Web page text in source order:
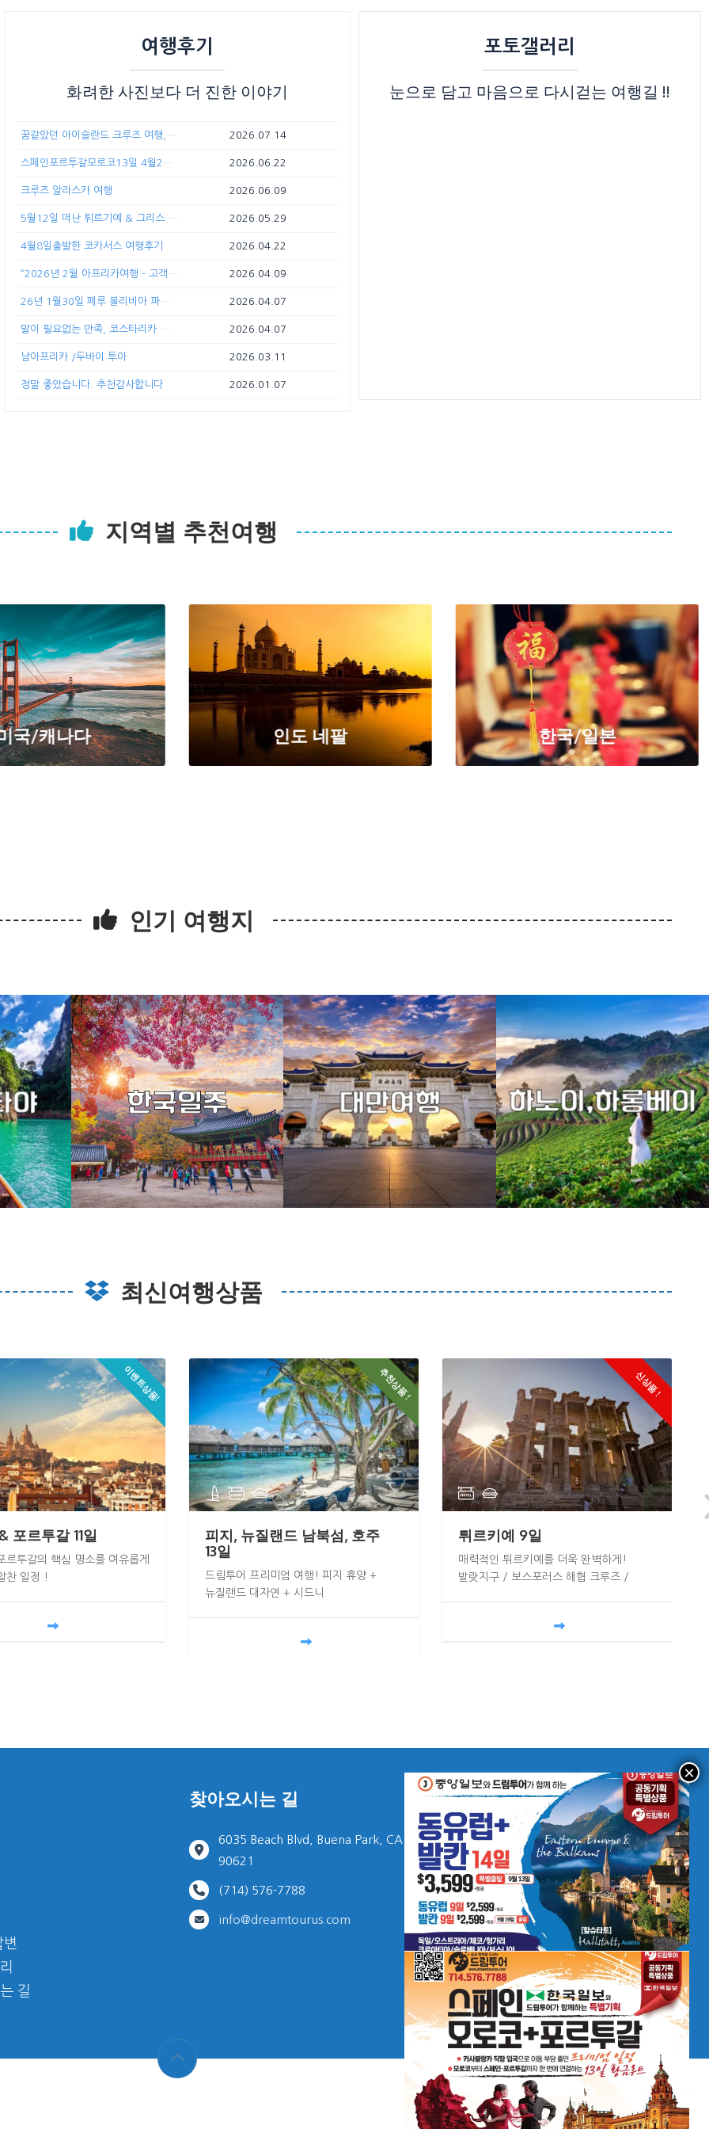
여행후기
화려한 사진보다 더 진한 이야기
꿈같았던 아이슬란드 크루즈 여행, 함께해서 더욱 행복했습니다. 2026.07.14
스페인포르투갈모로코13일 4월21일 2026.06.22
크루즈 알라스카 여행 2026.06.09
5월12일 떠난 튀르기예 & 그리스 12일간 여행 2026.05.29
4월8일출발한 코카서스 여행후기 2026.04.22
“2026년 2월 아프리카여행 – 고객 감사 메시지 모음” 2026.04.09
26년 1월30일 페루 볼리비아 파타고니아 브라질 아르헨티나 2026.04.07
말이 필요없는 만족, 코스타리카 프리미엄 여행 2026.04.07
남아프리카 /두바이 투아 2026.03.11
정말 좋았습니다. 추천감사합니다 2026.01.07
포토갤러리
눈으로 담고 마음으로 다시걷는 여행길 !!
지역별 추천여행
국/캐나다 인도 네팔 한국/일본
인기 여행지
최신여행상품
이벤트상품!
포르투갈 11일
르투갈의 핵심 명소를 여유롭게
찬 일정 !
추천상품 !
피지, 뉴질랜드 남북섬, 호주
13일
드림투어 프리미엄 여행! 피지 휴양 +
뉴질랜드 대자연 + 시드니
신상품 !
튀르키예 9일
매력적인 튀르키예를 더욱 완벽하게!
발랏지구 / 보스포러스 해협 크루즈 /
변
길
찾아오시는 길
6035 Beach Blvd, Buena Park, CA
90621
(714) 576-7788
info@dreamtourus.com
서울사무소
고양시 일산 동구 중앙로
010-8882-2001
info@dreamtourus.com
소장 이서우
이용약관 여행자보험 결제와 환불